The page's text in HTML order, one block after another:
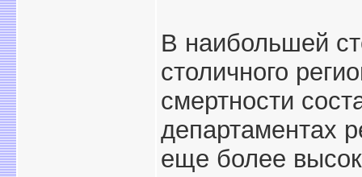
В наибольшей
столичного
смертности
департаментах
еще более